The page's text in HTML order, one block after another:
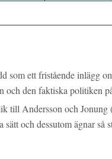
som ett fristående inlägg
och den faktiska politiken
till Andersson och Jonung
och dessutom ägnar så